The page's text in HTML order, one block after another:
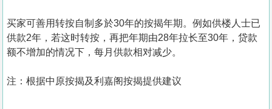
买家可善用转按自制多於30年的按揭年期。例如供楼人士已
供款2年，若这时转按，再把年期由28年拉长至30年，贷款
额不增加的情况下，每月供款相对减少。
注：根据中原按揭及利嘉阁按揭提供建议